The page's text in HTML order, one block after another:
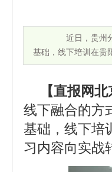
近日，贵州分
基础，线下培训在贵
【直报网
线下融合的方
基础，线下培
习内容向实战